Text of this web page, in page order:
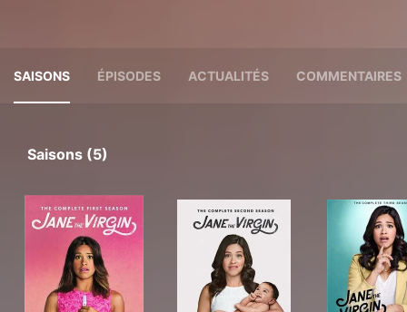
SAISONS ÉPISODES ACTUALITÉS COMMENTAIRES
Saisons (5)